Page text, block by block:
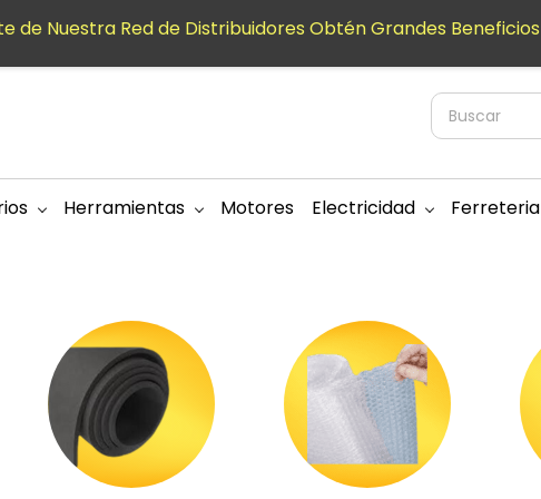
Herramientas Motores Electricidad Ferreteria
de Nuestra Red de Distribuidores Obtén Grandes Beneficios